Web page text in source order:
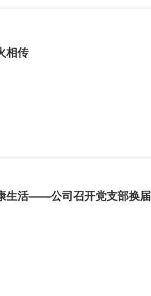
相传
生活——公司召开党支部换